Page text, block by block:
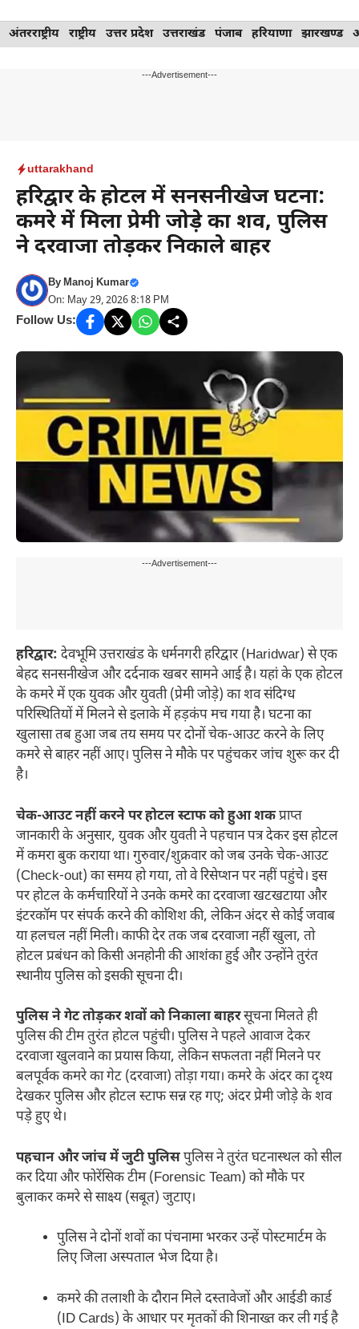
Skip
to
अंतरराष्ट्रीय राष्ट्रीय उत्तर प्रदेश उत्तराखंड पंजाब हरियाणा झारखण्ड
---Advertisement---
uttarakhand
हरिद्वार के होटल में सनसनीखेज घटना:
कमरे में मिला प्रेमी जोड़े का शव, पुलिस
ने दरवाजा तोड़कर निकाले बाहर
ByManoj Kumar
On: May 29, 2026 8:18 PM
Follow Us:
---Advertisement---
हरिद्वार: देवभूमि उत्तराखंड के धर्मनगरी हरिद्वार (Haridwar) से एक
बेहद सनसनीखेज और दर्दनाक खबर सामने आई है। यहां के एक होटल
के कमरे में एक युवक और युवती (प्रेमी जोड़े) का शव संदिग्ध
परिस्थितियों में मिलने से इलाके में हड़कंप मच गया है। घटना का
खुलासा तब हुआ जब तय समय पर दोनों चेक-आउट करने के लिए
कमरे से बाहर नहीं आए। पुलिस ने मौके पर पहुंचकर जांच शुरू कर दी
है।
चेक-आउट नहीं करने पर होटल स्टाफ को हुआ शकप्राप्त
जानकारी के अनुसार, युवक और युवती ने पहचान पत्र देकर इस होटल
में कमरा बुक कराया था। गुरुवार/शुक्रवार को जब उनके चेक-आउट
(Check-out) का समय हो गया, तो वे रिसेप्शन पर नहीं पहुंचे। इस
पर होटल के कर्मचारियों ने उनके कमरे का दरवाजा खटखटाया और
इंटरकॉम पर संपर्क करने की कोशिश की, लेकिन अंदर से कोई जवाब
या हलचल नहीं मिली। काफी देर तक जब दरवाजा नहीं खुला, तो
होटल प्रबंधन को किसी अनहोनी की आशंका हुई और उन्होंने तुरंत
स्थानीय पुलिस को इसकी सूचना दी।
पुलिस ने गेट तोड़कर शवों को निकाला बाहरसूचना मिलते ही
पुलिस की टीम तुरंत होटल पहुंची। पुलिस ने पहले आवाज देकर
दरवाजा खुलवाने का प्रयास किया, लेकिन सफलता नहीं मिलने पर
बलपूर्वक कमरे का गेट (दरवाजा) तोड़ा गया। कमरे के अंदर का दृश्य
देखकर पुलिस और होटल स्टाफ सन्न रह गए; अंदर प्रेमी जोड़े के शव
पड़े हुए थे।
पहचान और जांच में जुटी पुलिसपुलिस ने तुरंत घटनास्थल को सील
कर दिया और फोरेंसिक टीम (Forensic Team) को मौके पर
बुलाकर कमरे से साक्ष्य (सबूत) जुटाए।
पुलिस ने दोनों शवों का पंचनामा भरकर उन्हें पोस्टमार्टम के
लिए जिला अस्पताल भेज दिया है।
कमरे की तलाशी के दौरान मिले दस्तावेजों और आईडी कार्ड
(ID Cards) के आधार पर मृतकों की शिनाख्त कर ली गई है